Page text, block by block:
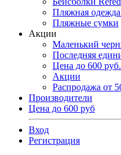
Пляжная
Пляжные сумки
Акции
Маленький
Последняя
Цена до 600 руб.
Акции
Распродажа от
Производители
Цена до 600 руб
Вход
Регистрация